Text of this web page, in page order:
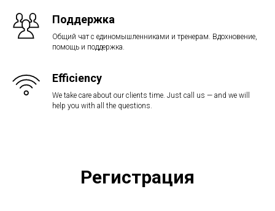
Поддержка
Общий чат с единомышленниками и тренерам. Вдохновение,
помощь и поддержка.
Efficiency
We take care about our clients time. Just call us — and we will
help you with all the questions.
Регистрация